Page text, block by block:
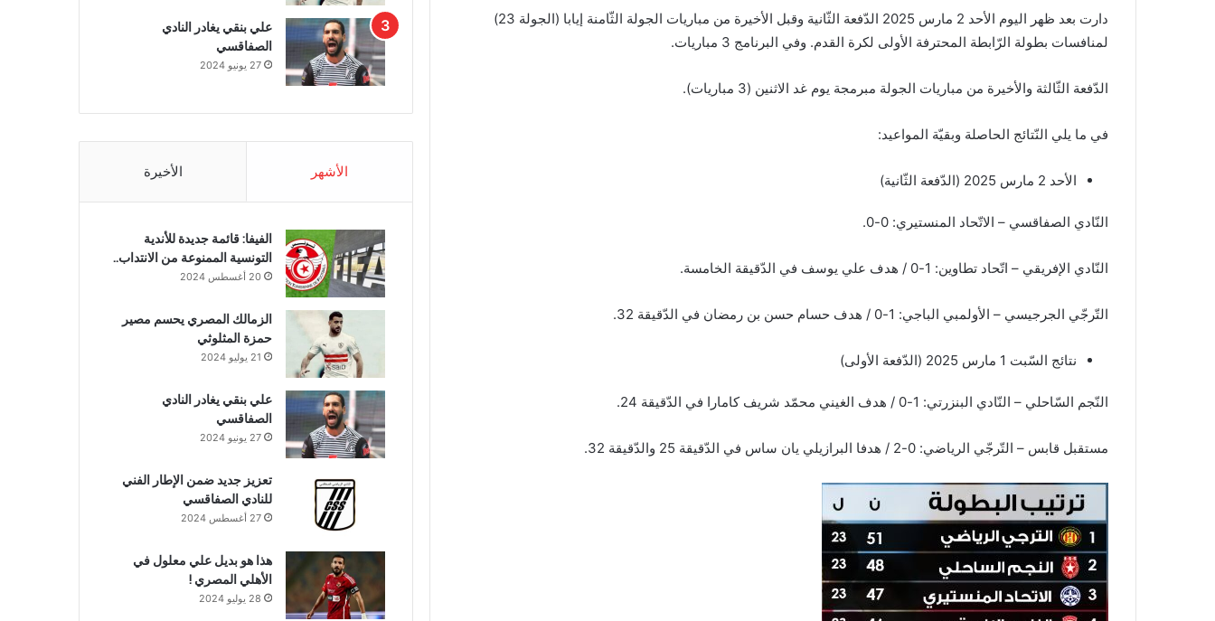
دارت بعد ظهر اليوم الأحد 2 مارس 2025 الدّفعة الثّانية وقبل الأخيرة من مباريات الجولة الثّامنة إيابا (الجولة 23)
لمنافسات بطولة الرّابطة المحترفة الأولى لكرة القدم. وفي البرنامج 3 مباريات.
الدّفعة الثّالثة والأخيرة من مباريات الجولة مبرمجة يوم غد الاثنين (3 مباريات).
في ما يلي النّتائج الحاصلة وبقيّة المواعيد:
الأحد 2 مارس 2025 (الدّفعة الثّانية)
النّادي الصفاقسي – الاتّحاد المنستيري: 0-0.
النّادي الإفريقي – اتّحاد تطاوين: 1-0 / هدف علي يوسف في الدّقيقة الخامسة.
التّرجّي الجرجيسي – الأولمبي الباجي: 1-0 / هدف حسام حسن بن رمضان في الدّقيقة 32.
نتائج السّبت 1 مارس 2025 (الدّفعة الأولى)
النّجم السّاحلي – النّادي البنزرتي: 1-0 / هدف الغيني محمّد شريف كامارا في الدّقيقة 24.
مستقبل قابس – التّرجّي الرياضي: 0-2 / هدفا البرازيلي يان ساس في الدّقيقة 25 والدّقيقة 32.
علي بنقي يغادر النادي
الصفاقسي
27 يونيو 2024
الأشهر الأخيرة
الفيفا: قائمة جديدة للأندية
التونسية الممنوعة من الانتداب..
20 أغسطس 2024
الزمالك المصري يحسم مصير
حمزة المثلوثي
21 يوليو 2024
علي بنقي يغادر النادي
الصفاقسي
27 يونيو 2024
تعزيز جديد ضمن الإطار الفني
للنادي الصفاقسي
27 أغسطس 2024
هذا هو بديل علي معلول في
الأهلي المصري !
28 يوليو 2024